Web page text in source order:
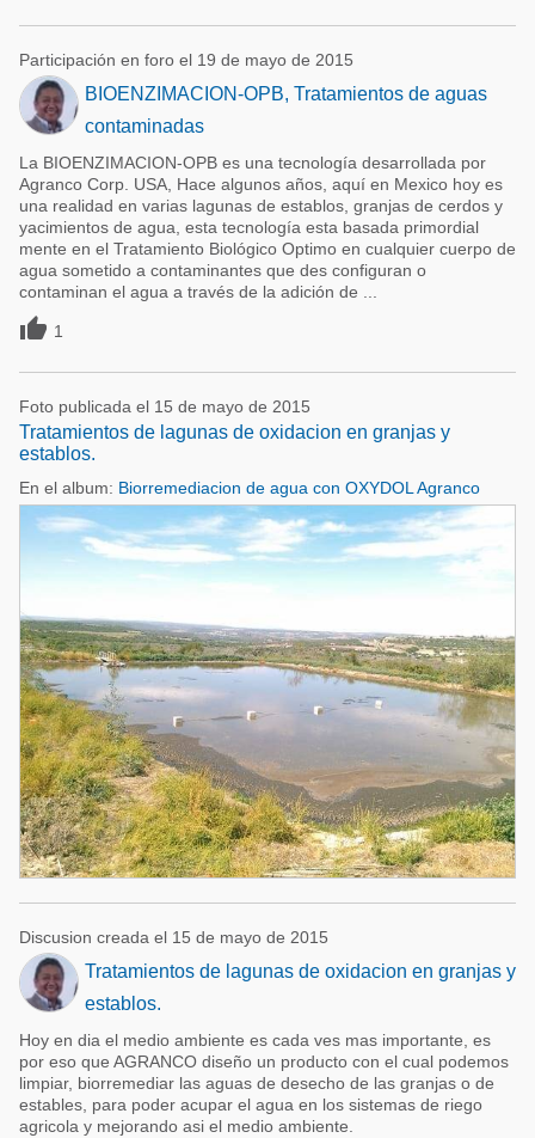
Participación en foro el 19 de mayo de 2015
BIOENZIMACION-OPB, Tratamientos de aguas
contaminadas
La BIOENZIMACION-OPB es una tecnología desarrollada por
Agranco Corp. USA, Hace algunos años, aquí en Mexico hoy es
una realidad en varias lagunas de establos, granjas de cerdos y
yacimientos de agua, esta tecnología esta basada primordial
mente en el Tratamiento Biológico Optimo en cualquier cuerpo de
agua sometido a contaminantes que des configuran o
contaminan el agua a través de la adición de ...
 1
Foto publicada el 15 de mayo de 2015
Tratamientos de lagunas de oxidacion en granjas y
establos.
En el album: Biorremediacion de agua con OXYDOL Agranco
Discusion creada el 15 de mayo de 2015
Tratamientos de lagunas de oxidacion en granjas y
establos.
Hoy en dia el medio ambiente es cada ves mas importante, es
por eso que AGRANCO diseño un producto con el cual podemos
limpiar, biorremediar las aguas de desecho de las granjas o de
estables, para poder acupar el agua en los sistemas de riego
agricola y mejorando asi el medio ambiente.